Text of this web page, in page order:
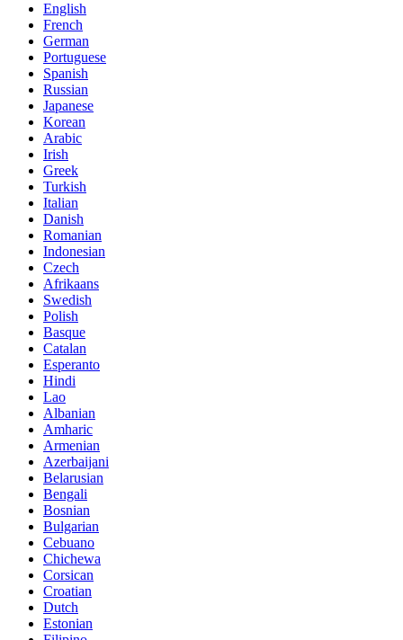
English
French
German
Portuguese
Spanish
Russian
Japanese
Korean
Arabic
Irish
Greek
Turkish
Italian
Danish
Romanian
Indonesian
Czech
Afrikaans
Swedish
Polish
Basque
Catalan
Esperanto
Hindi
Lao
Albanian
Amharic
Armenian
Azerbaijani
Belarusian
Bengali
Bosnian
Bulgarian
Cebuano
Chichewa
Corsican
Croatian
Dutch
Estonian